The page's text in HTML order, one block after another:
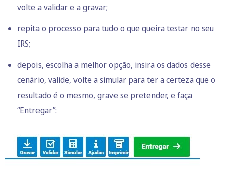
volte a validar e a gravar;
repita o processo para tudo o que queira testar no seu
IRS;
depois, escolha a melhor opção, insira os dados desse
cenário, valide, volte a simular para ter a certeza que o
resultado é o mesmo, grave se pretender, e faça
“Entregar”: